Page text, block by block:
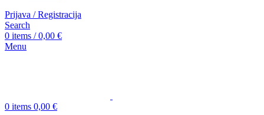
Prijava / Registracija
Search
0 items / 0,00 €
Menu
0 items 0,00 €